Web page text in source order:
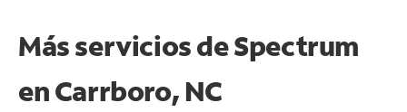
Más servicios de Spectrum
enCarrboro, NC